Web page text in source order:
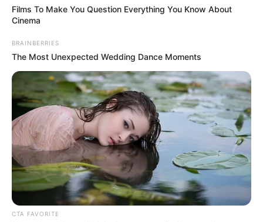
Films To Make You Question Everything You Know About
Cinema
BRAINBERRIES
The Most Unexpected Wedding Dance Moments
CTA FAVORITE